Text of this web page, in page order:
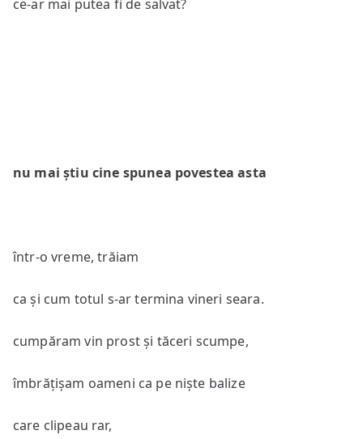
ce-ar mai putea fi de salvat?
nu mai știu cine spunea povestea asta
într-o vreme, trăiam
ca și cum totul s-ar termina vineri seara.
cumpăram vin prost și tăceri scumpe,
îmbrățișam oameni ca pe niște balize
care clipeau rar,